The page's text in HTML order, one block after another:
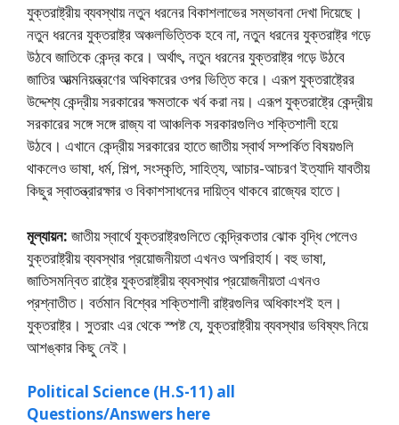
যুক্তরাষ্ট্রীয় ব্যবস্থায় নতুন ধরনের বিকাশলাভের সম্ভাবনা দেখা দিয়েছে।
নতুন ধরনের যুক্তরাষ্ট্র অঞ্চলভিত্তিক হবে না, নতুন ধরনের যুক্তরাষ্ট্র গড়ে
উঠবে জাতিকে কেন্দ্র করে। অর্থাৎ, নতুন ধরনের যুক্তরাষ্ট্র গড়ে উঠবে
জাতির আত্মনিয়ন্ত্রণের অধিকারের ওপর ভিত্তি করে। এরূপ যুক্তরাষ্ট্রের
উদ্দেশ্য কেন্দ্রীয় সরকারের ক্ষমতাকে খর্ব করা নয়। এরূপ যুক্তরাষ্ট্রে কেন্দ্রীয়
সরকারের সঙ্গে সঙ্গে রাজ্য বা আঞ্চলিক সরকারগুলিও শক্তিশালী হয়ে
উঠবে। এখানে কেন্দ্রীয় সরকারের হাতে জাতীয় স্বার্থ সম্পর্কিত বিষয়গুলি
থাকলেও ভাষা, ধর্ম, শিল্প, সংস্কৃতি, সাহিত্য, আচার-আচরণ ইত্যাদি যাবতীয়
কিছুর স্বাতন্ত্রারক্ষার ও বিকাশসাধনের দায়িত্ব থাকবে রাজ্যের হাতে।
মূল্যায়ন: জাতীয় স্বার্থে যুক্তরাষ্ট্রগুলিতে কেন্দ্রিকতার ঝোক বৃদ্ধি পেলেও
যুক্তরাষ্ট্রীয় ব্যবস্থার প্রয়ােজনীয়তা এখনও অপরিহার্য। বহু ভাষা,
জাতিসমন্বিত রাষ্ট্রে যুক্তরাষ্ট্রীয় ব্যবস্থার প্রয়ােজনীয়তা এখনও
প্রশ্নাতীত। বর্তমান বিশ্বের শক্তিশালী রাষ্ট্রগুলির অধিকাংশই হল।
যুক্তরাষ্ট্র। সুতরাং এর থেকে স্পষ্ট যে, যুক্তরাষ্ট্রীয় ব্যবস্থার ভবিষ্যৎ নিয়ে
আশঙ্কার কিছু নেই।
Political Science (H.S-11) all
Questions/Answers here